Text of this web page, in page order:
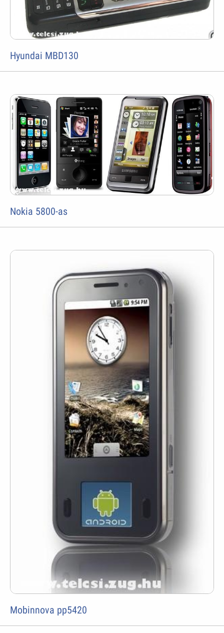
Hyundai MBD130
Nokia 5800-as
Mobinnova pp5420